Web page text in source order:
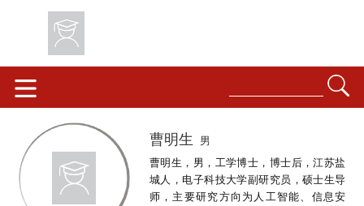
曹明生
男
曹明生，男，工学博士，博士后，江苏盐
城人，电子科技大学副研究员，硕士生导
师，主要研究方向为人工智能、信息安